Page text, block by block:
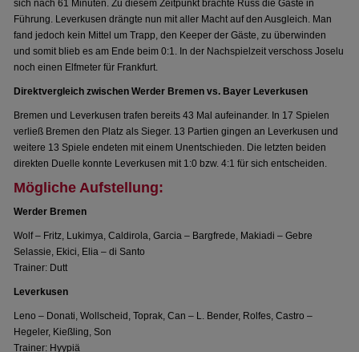
sich nach 61 Minuten. Zu diesem Zeitpunkt brachte Russ die Gäste in
Führung. Leverkusen drängte nun mit aller Macht auf den Ausgleich. Man
fand jedoch kein Mittel um Trapp, den Keeper der Gäste, zu überwinden
und somit blieb es am Ende beim 0:1. In der Nachspielzeit verschoss Joselu
noch einen Elfmeter für Frankfurt.
Direktvergleich zwischen Werder Bremen vs. Bayer Leverkusen
Bremen und Leverkusen trafen bereits 43 Mal aufeinander. In 17 Spielen
verließ Bremen den Platz als Sieger. 13 Partien gingen an Leverkusen und
weitere 13 Spiele endeten mit einem Unentschieden. Die letzten beiden
direkten Duelle konnte Leverkusen mit 1:0 bzw. 4:1 für sich entscheiden.
Mögliche Aufstellung:
Werder Bremen
Wolf – Fritz, Lukimya, Caldirola, Garcia – Bargfrede, Makiadi – Gebre
Selassie, Ekici, Elia – di Santo
Trainer: Dutt
Leverkusen
Leno – Donati, Wollscheid, Toprak, Can – L. Bender, Rolfes, Castro –
Hegeler, Kießling, Son
Trainer: Hyypiä